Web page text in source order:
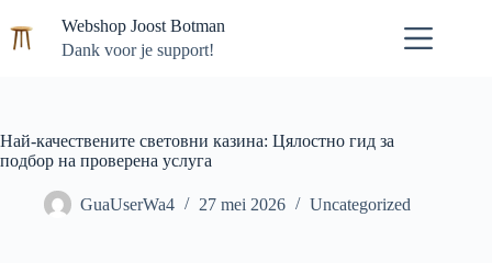
naar
de
Webshop Joost Botman
Dank voor je support!
Най-качествените световни казина: Цялостно гид за
подбор на проверена услуга
GuaUserWa4 27 mei 2026 Uncategorized